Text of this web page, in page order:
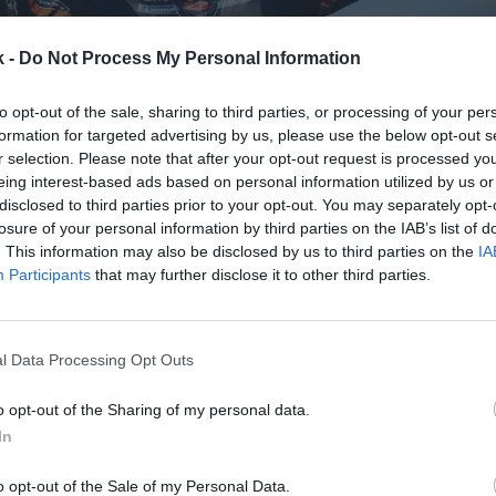
- Do Not Process My Personal Information
opt-out of the sale, sharing to third parties, or processing of your
for targeted advertising by us, please use the below opt-out
selection. Please note that after your opt-out request is processed
interest-based ads based on personal information utilized by us
to third parties prior to your opt-out. You may separately
of your personal information by third parties on the IAB’s list of
This information may also be disclosed by us to third parties on the
Participants that may further disclose it to other third parties.
Data Processing Opt Outs
opt-out of the Sharing of my personal data.
opt-out of the Sale of my Personal Data.
7 de mayo de 2026
Guardar Me gusta
deporte y la música han sido siempre un territorio